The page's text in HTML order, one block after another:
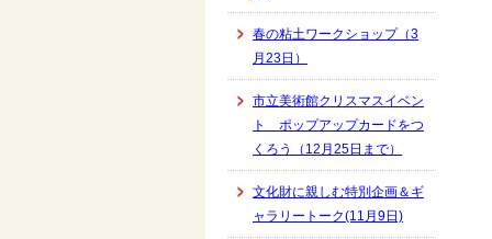
春の粘土ワークショップ（3
月23日）
市立美術館クリスマスイベン
ト ポップアップカードをつ
くろう（12月25日まで）
文化財に親しむ特別企画＆ギ
ャラリートーク(11月9日)